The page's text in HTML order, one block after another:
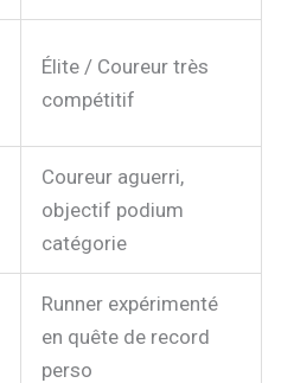
Élite / Coureur très
compétitif
Coureur aguerri,
objectif podium
catégorie
Runner expérimenté
en quête de record
perso